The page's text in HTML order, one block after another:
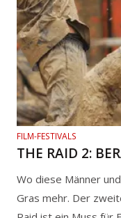
FILM-FESTIVALS
THE RAID 2:
Wo diese Männer
Gras mehr. Der